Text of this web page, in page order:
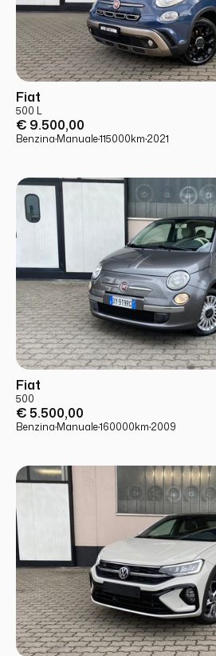
USATO
Fiat
500 L
€ 9.500,00
Benzina·Manuale·115000km·2021
USATO
Fiat
500
€ 5.500,00
Benzina·Manuale·160000km·2009